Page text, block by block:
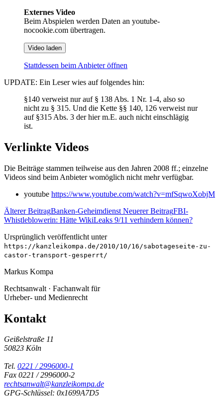
Externes Video
Beim Abspielen werden Daten an youtube-
nocookie.com übertragen.
Video laden
Stattdessen beim Anbieter öffnen
UPDATE: Ein Leser wies auf folgendes hin:
§140 verweist nur auf § 138 Abs. 1 Nr. 1-4, also so
nicht zu § 315. Und die Kette §§ 140, 126 verweist nur
auf §315 Abs. 3 der hier m.E. auch nicht einschlägig
ist.
Verlinkte Videos
Die Beiträge stammen teilweise aus den Jahren 2008 ff.; einzelne
Videos sind beim Anbieter womöglich nicht mehr verfügbar.
youtube https://www.youtube.com/watch?v=mfSqwoXobjM
Älterer BeitragBanken-Geheimdienst Neuerer BeitragFBI-
Whistleblowerin: Hätte WikiLeaks 9/11 verhindern können?
Ursprünglich veröffentlicht unter
https://kanzleikompa.de/2010/10/16/sabotageseite-zu-
castor-transport-gesperrt/
Markus Kompa
Rechtsanwalt · Fachanwalt für
Urheber- und Medienrecht
Kontakt
Geißelstraße 11
50823 Köln
Tel. 0221 / 2996000-1
Fax 0221 / 2996000-2
rechtsanwalt@kanzleikompa.de
GPG-Schlüssel: 0x1699A7D5